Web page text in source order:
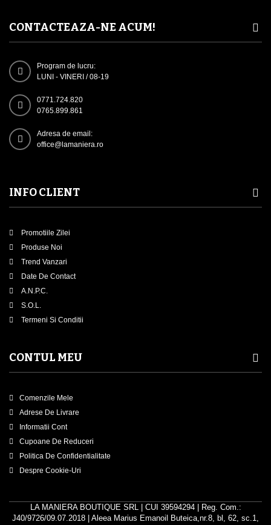
CONTACTEAZA-NE ACUM!
Program de lucru:
LUNI - VINERI / 08-19
0771.724.820
0765.899.861
Adresa de email:
office@lamaniera.ro
INFO CLIENT
Promotiile Zilei
Produse Noi
Trend Vanzari
Date De Contact
A.N.P.C.
S.O.L.
Termeni Si Conditii
CONTUL MEU
Comenzile Mele
Adrese De Livrare
Informatii Cont
Cupoane De Reduceri
Politica De Confidentialitate
Despre Cookie-Uri
LA MANIERA BOUTIQUE SRL | CUI 39594294 | Reg. Com.:
J40/9726/09.07.2018 | Aleea Marius Emanoil Buteica,nr.8, bl, 62, sc.1,